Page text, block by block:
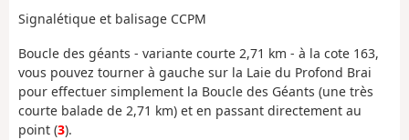
Signalétique et balisage CCPM
Boucle des géants - variante courte 2,71 km - à la cote 163,
vous pouvez tourner à gauche sur la Laie du Profond Brai
pour effectuer simplement la Boucle des Géants (une très
courte balade de 2,71 km) et en passant directement au
point (3).